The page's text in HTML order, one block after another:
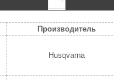
Производитель
Husqvarna